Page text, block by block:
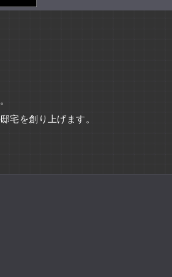
宅を創り上げます。